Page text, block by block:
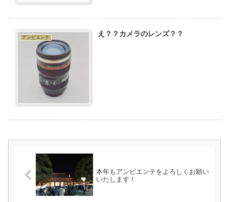
アンビエンテ え？？カメラのレンズ？？
本年もアンビエンテをよろしくお願い
いたします！